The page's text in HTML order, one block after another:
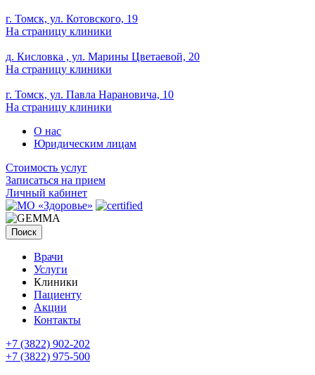
г. Томск, ул. Котовского, 19
На страницу клиники
д. Кисловка , ул. Марины Цветаевой, 20
На страницу клиники
г. Томск, ул. Павла Нарановича, 10
На страницу клиники
О нас
Юридическим лицам
Стоимость услуг
Записаться на прием
Личный кабинет
Поиск
Врачи
Услуги
Клиники
Пациенту
Акции
Контакты
+7 (3822) 902-202
+7 (3822) 975-500